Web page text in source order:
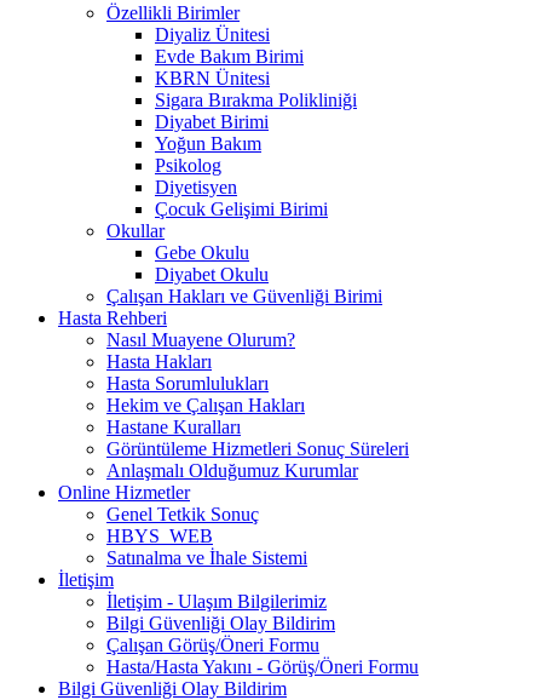
Özellikli Birimler
Diyaliz Ünitesi
Evde Bakım Birimi
KBRN Ünitesi
Sigara Bırakma Polikliniği
Diyabet Birimi
Yoğun Bakım
Psikolog
Diyetisyen
Çocuk Gelişimi Birimi
Okullar
Gebe Okulu
Diyabet Okulu
Çalışan Hakları ve Güvenliği Birimi
Hasta Rehberi
Nasıl Muayene Olurum?
Hasta Hakları
Hasta Sorumlulukları
Hekim ve Çalışan Hakları
Hastane Kuralları
Görüntüleme Hizmetleri Sonuç Süreleri
Anlaşmalı Olduğumuz Kurumlar
Online Hizmetler
Genel Tetkik Sonuç
HBYS_WEB
Satınalma ve İhale Sistemi
İletişim
İletişim - Ulaşım Bilgilerimiz
Bilgi Güvenliği Olay Bildirim
Çalışan Görüş/Öneri Formu
Hasta/Hasta Yakını - Görüş/Öneri Formu
Bilgi Güvenliği Olay Bildirim